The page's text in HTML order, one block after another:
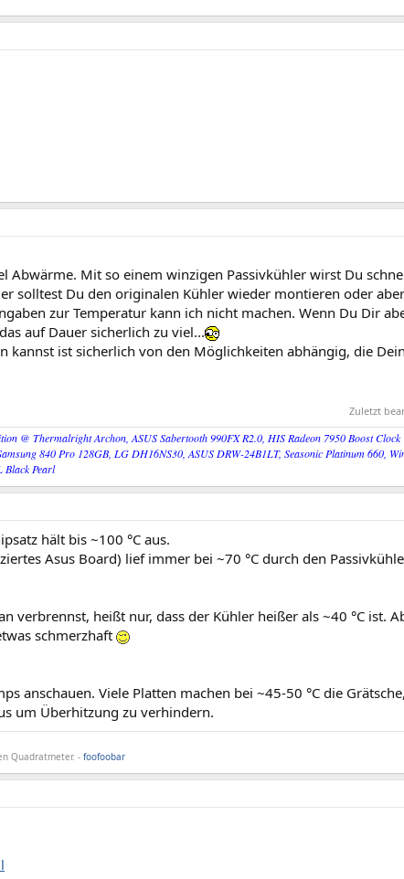
Abwärme. Mit so einem winzigen Passivkühler wirst Du
solltest Du den originalen Kühler wieder montieren oder
zur Temperatur kann ich nicht machen. Wenn Du Dir
auf Dauer sicherlich zu viel...
kannst ist sicherlich von den Möglichkeiten abhängig, die
Zuletzt
@ Thermalright Archon, ASUS Sabertooth 990FX R2.0, HIS Radeon 7950 Boost
840 Pro 128GB, LG DH16NS30, ASUS DRW-24B1LT, Seasonic Platinum 660,
Black Pearl
hält bis ~100 °C aus.
Asus Board) lief immer bei ~70 °C durch den
verbrennst, heißt nur, dass der Kühler heißer als ~40 °C ist.
schmerzhaft
anschauen. Viele Platten machen bei ~45-50 °C die
um Überhitzung zu verhindern.
Quadratmeter. - foofoobar